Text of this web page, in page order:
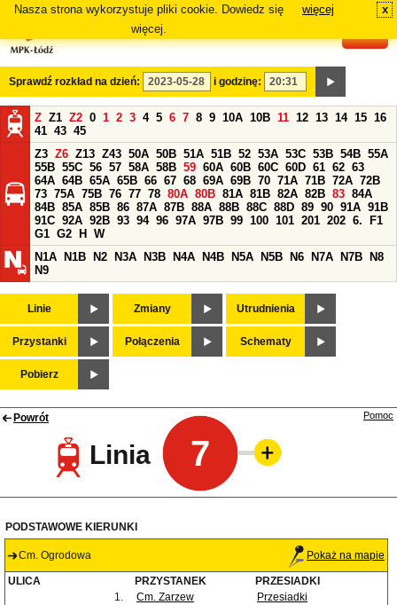
Nasza strona wykorzystuje pliki cookie. Dowiedz się
więcej.
więcej x
Sprawdź rozkład na dzień: i godzinę:
Z Z1 Z2 0 1 2 3 4 5 6 7 8 9 10A 10B 11 12 13 14 15 16
41 43 45
Z3 Z6 Z13 Z43 50A 50B 51A 51B 52 53A 53C 53B 54B 55A
55B 55C 56 57 58A 58B 59 60A 60B 60C 60D 61 62 63
64A 64B 65A 65B 66 67 68 69A 69B 70 71A 71B 72A 72B
73 75A 75B 76 77 78 80A 80B 81A 81B 82A 82B 83 84A
84B 85A 85B 86 87A 87B 88A 88B 88C 88D 89 90 91A 91B
91C 92A 92B 93 94 96 97A 97B 99 100 101 201 202 6.
F1
G1 G2 H
W
N1A
N1B N2 N3A N3B N4A N4B N5A N5B N6 N7A N7B
N8
N9
Linie Zmiany Utrudnienia
Przystanki Połączenia Schematy
Pobierz
Powrót
Linia 7
Pomoc
PODSTAWOWE KIERUNKI
Cm. Ogrodowa Pokaż na mapie
ULICA PRZYSTANEK
PRZESIADKI
1.
Cm. Zarzew
Przesiadki